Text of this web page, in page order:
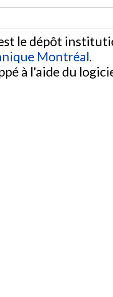
le dépôt
Montréal.
à l'aide du